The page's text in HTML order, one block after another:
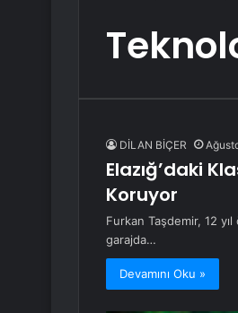
DİLAN BİÇER
Elazığ’daki
Koruyor
Furkan Taşdemir, 12
garajda…
Devamını Oku »